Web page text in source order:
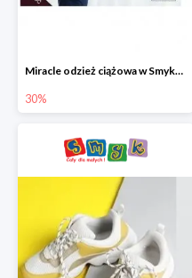
Miracle odzież ciążowa w Smyku co -30%
30%